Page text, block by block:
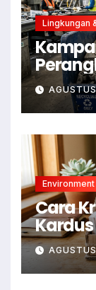
Lingkungan
untuk
Environment
Cara
Meja